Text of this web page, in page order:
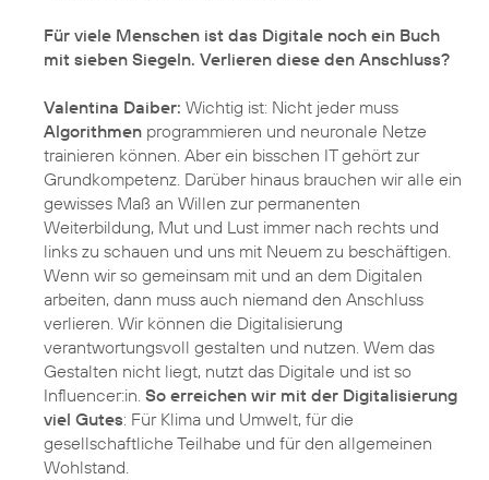
Für viele Menschen ist das Digitale noch ein Buch
mit sieben Siegeln. Verlieren diese den Anschluss?
Valentina Daiber: Wichtig ist: Nicht jeder muss
Algorithmen programmieren und neuronale Netze
trainieren können. Aber ein bisschen IT gehört zur
Grundkompetenz. Darüber hinaus brauchen wir alle ein
gewisses Maß an Willen zur permanenten
Weiterbildung, Mut und Lust immer nach rechts und
links zu schauen und uns mit Neuem zu beschäftigen.
Wenn wir so gemeinsam mit und an dem Digitalen
arbeiten, dann muss auch niemand den Anschluss
verlieren. Wir können die Digitalisierung
verantwortungsvoll gestalten und nutzen. Wem das
Gestalten nicht liegt, nutzt das Digitale und ist so
Influencer:in. So erreichen wir mit der Digitalisierung
viel Gutes: Für Klima und Umwelt, für die
gesellschaftliche Teilhabe und für den allgemeinen
Wohlstand.